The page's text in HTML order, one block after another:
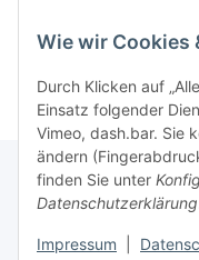
Wie wir Cookies
Durch Klicken auf
Einsatz folgender
Vimeo, dash.bar. Sie
ändern
finden Sie unter
Datenschutzerklärung
Impressum
Kategorien